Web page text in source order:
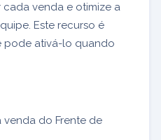
cada venda e otimize a
Este recurso é
pode ativá-lo quando
venda do Frente de